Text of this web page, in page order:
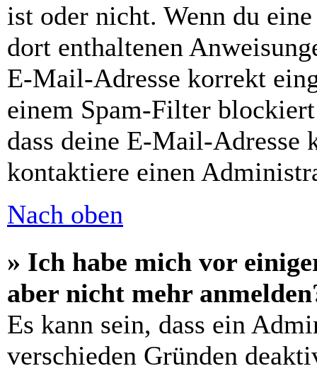
ist oder nicht. Wenn du
dort enthaltenen
E-Mail-Adresse korrekt
einem Spam-Filter
dass deine E-Mail-Adresse
kontaktiere einen
Nach oben
» Ich habe mich vor
aber nicht mehr
Es kann sein, dass ein
verschieden Gründen